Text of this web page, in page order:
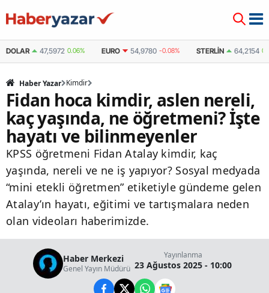
DOLAR 47,5972 0.06% EURO 54,9780 -0.08% STERLIN 64,2154
Haber Yazar Kimdir
Fidan hoca kimdir, aslen nereli,
kaç yaşında, ne öğretmeni? İşte
hayatı ve bilinmeyenler
KPSS öğretmeni Fidan Atalay kimdir, kaç
yaşında, nereli ve ne iş yapıyor? Sosyal medyada
“mini etekli öğretmen” etiketiyle gündeme gelen
Atalay’ın hayatı, eğitimi ve tartışmalara neden
olan videoları haberimizde.
Haber Merkezi
Genel Yayın Müdürü
Yayınlanma
23 Ağustos 2025 - 10:00